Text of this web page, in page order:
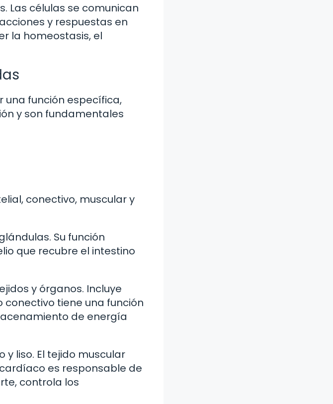
Las células se comunican
y respuestas en
la homeostasis, el
una función específica,
y son fundamentales
conectivo, muscular y
Su función
que recubre el intestino
y órganos. Incluye
tiene una función
de energía
y liso. El tejido muscular
es responsable de
controla los